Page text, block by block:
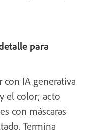
para
IA generativa
el color; acto
con máscaras
Termina